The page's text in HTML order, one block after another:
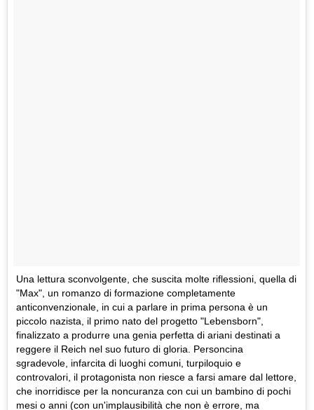
Una lettura sconvolgente, che suscita molte riflessioni, quella di
"Max", un romanzo di formazione completamente
anticonvenzionale, in cui a parlare in prima persona è un
piccolo nazista, il primo nato del progetto "Lebensborn",
finalizzato a produrre una genia perfetta di ariani destinati a
reggere il Reich nel suo futuro di gloria. Personcina
sgradevole, infarcita di luoghi comuni, turpiloquio e
controvalori, il protagonista non riesce a farsi amare dal lettore,
che inorridisce per la noncuranza con cui un bambino di pochi
mesi o anni (con un'implausibilità che non è errore, ma